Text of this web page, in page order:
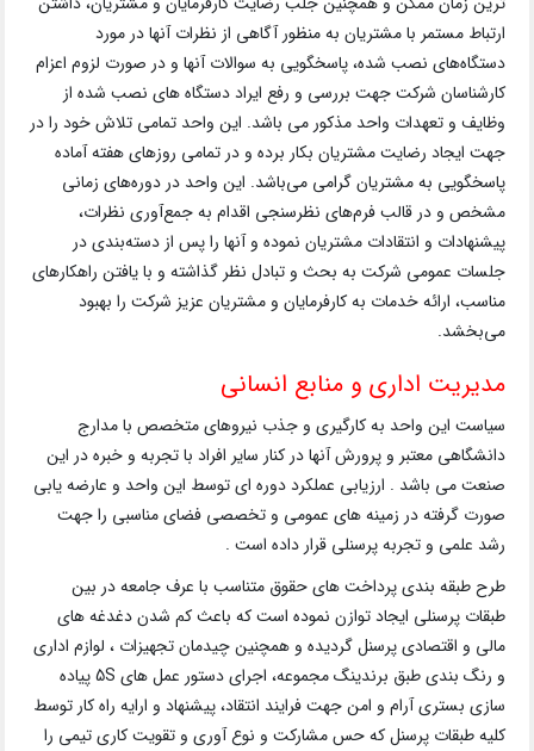
ارتباط مستمر با مشتریان به منظور آگاهی از نظرات آنها در مورد
دستگا‌ه‌های نصب شده، پاسخگویی به سوالات آنها و در صورت لزوم اعزام
کارشناسان شرکت جهت بررسی و رفع ایراد دستگاه های نصب شده از
وظایف و تعهدات واحد مذکور می باشد. این واحد تمامی تلاش خود را در
جهت ایجاد رضایت مشتریان بکار برده و در تمامی روزهای هفته آماده
پاسخگویی به مشتریان گرامی می‌باشد. این واحد در دوره‌های زمانی
مشخص و در قالب فرم‌های نظرسنجی اقدام به جمع‌آوری نظرات،
پیشنهادات و انتقادات مشتریان نموده و آنها را پس از دسته‌بندی در
جلسات عمومی شرکت به بحث و تبادل نظر گذاشته و با یافتن راهکارهای
مناسب، ارائه خدمات به کارفرمایان و مشتریان عزیز شرکت را بهبود
می‌بخشد.
مدیریت اداری و منابع انسانی
سیاست این واحد به کارگیری و جذب نیروهای متخصص با مدارج
دانشگاهی معتبر و پرورش آنها در کنار سایر افراد با تجربه و خبره در این
صنعت می باشد . ارزیابی عملکرد دوره ای توسط این واحد و عارضه یابی
صورت گرفته در زمینه های عمومی و تخصصی فضای مناسبی را جهت
رشد علمی و تجربه پرسنلی قرار داده است .
طرح طبقه بندی پرداخت های حقوق متناسب با عرف جامعه در بین
طبقات پرسنلی ایجاد توازن نموده است که باعث کم شدن دغدغه های
مالی و اقتصادی پرسنل گردیده و همچنین چیدمان تجهیزات ، لوازم اداری
و رنگ بندی طبق برندینگ مجموعه، اجرای دستور عمل های 5S پیاده
سازی بستری آرام و امن جهت فرایند انتقاد، پیشنهاد و ارایه راه کار توسط
کلیه طبقات پرسنل که حس مشارکت و نوع آوری و تقویت کاری تیمی را